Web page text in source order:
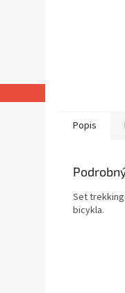
Popis
Set
bicykla.